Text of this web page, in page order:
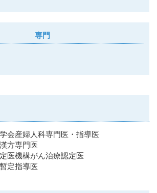
専門
会産婦人科専門医・指導医
方専門医
医機構がん治療認定医
定指導医